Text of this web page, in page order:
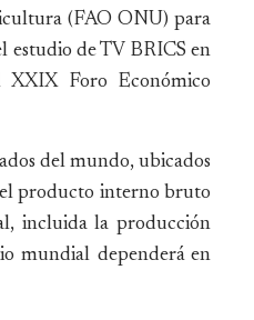
(FAO ONU) para
estudio de TV BRICS en
XXIX Foro Económico
del mundo, ubicados
producto interno bruto
incluida la producción
mundial dependerá en